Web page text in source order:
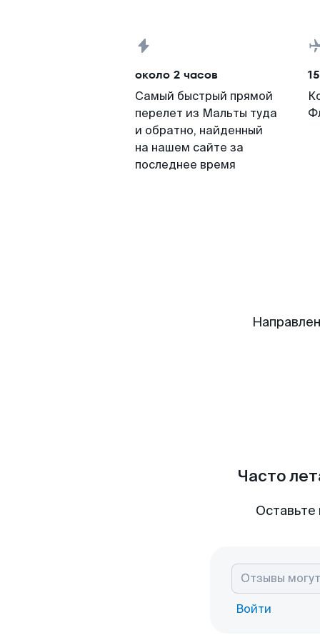
около 2 часов
Самый быстрый прямой
перелет из Мальты туда
и обратно, найденный
на нашем сайте за
последнее время
15
Часто
Войти